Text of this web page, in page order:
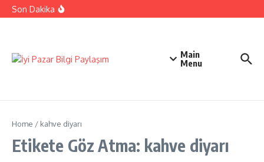
İçeriğe atla
Son Dakika
Kıbrıs Barış Harekatı Nasıl Yapıldı
Main
Menu
Home / kahve diyarı
Etikete Göz Atma: kahve diyarı